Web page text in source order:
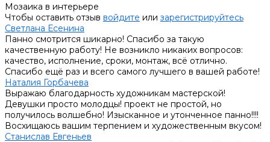
Мозаика в интерьере
Чтобы оставить отзыв войдите или зарегистрируйтесь
Светлана Есенина
Панно смотрится шикарно! Спасибо за такую
качественную работу! Не возникло никаких вопросов:
качество, исполнение, сроки, монтаж, всё отлично.
Спасибо ещё раз и всего самого лучшего в вашей работе!
Наталия Горбачева
Выражаю благодарность художникам мастерской!
Девушки просто молодцы! проект не простой, но
получилось волшебно! Изысканное и утонченное панно!!!!
Восхищаюсь вашим терпением и художественным вкусом!
Станислав Евгеньев